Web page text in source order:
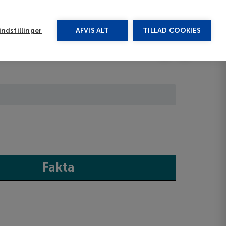
AFVIS ALT TILLAD COOKIES
Fakta